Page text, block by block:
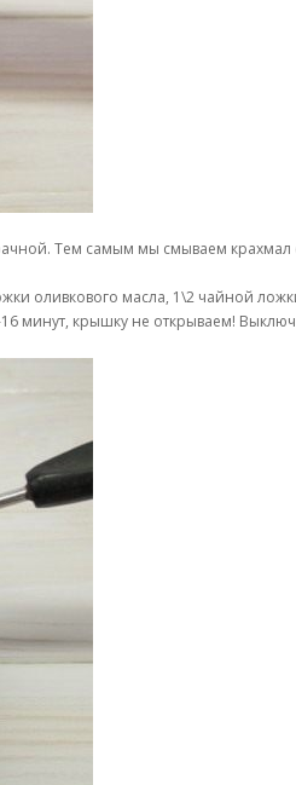
Тем самым мы смываем крахмал
оливкового масла, 1\2 чайной
минут, крышку не открываем!